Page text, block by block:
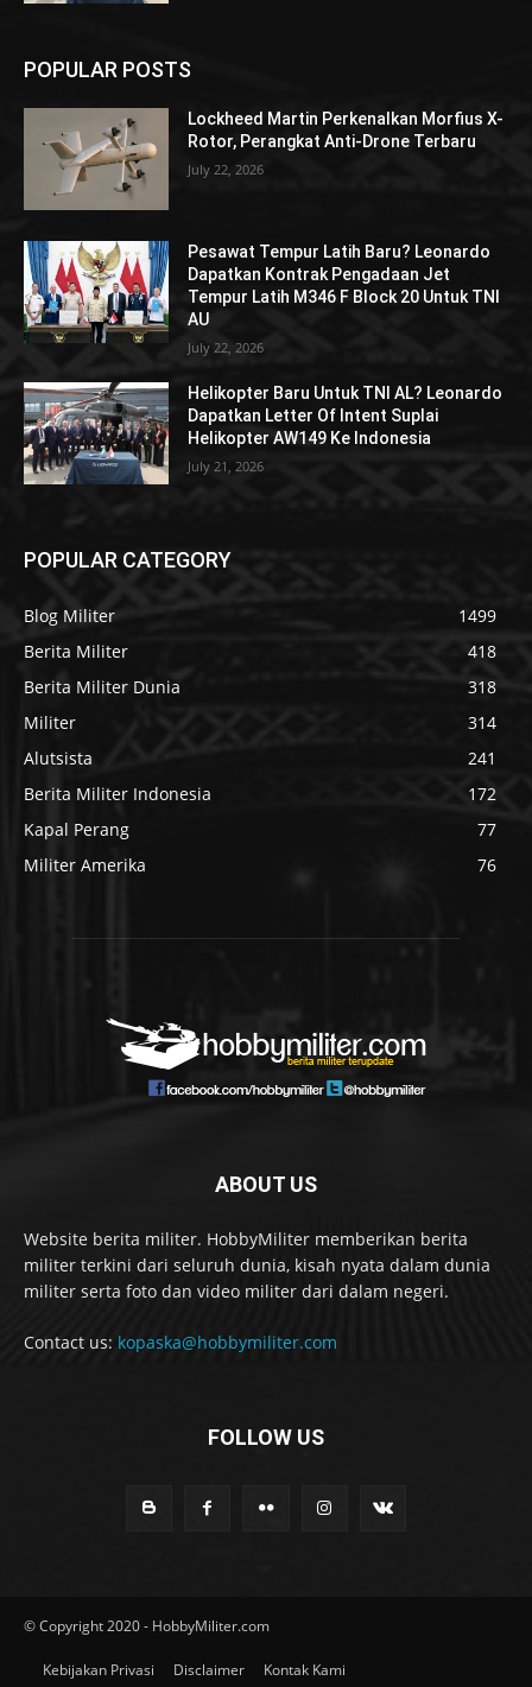
POPULAR POSTS
Lockheed Martin Perkenalkan Morfius X-
Rotor, Perangkat Anti-Drone Terbaru
July 22, 2026
Pesawat Tempur Latih Baru? Leonardo
Dapatkan Kontrak Pengadaan Jet
Tempur Latih M346 F Block 20 Untuk TNI
AU
July 22, 2026
Helikopter Baru Untuk TNI AL? Leonardo
Dapatkan Letter Of Intent Suplai
Helikopter AW149 Ke Indonesia
July 21, 2026
POPULAR CATEGORY
Blog Militer
1499
Berita Militer
418
Berita Militer Dunia
318
Militer
314
Alutsista
241
Berita Militer Indonesia
172
Kapal Perang
77
Militer Amerika
76
ABOUT US
Website berita militer. HobbyMiliter memberikan berita
militer terkini dari seluruh dunia, kisah nyata dalam dunia
militer serta foto dan video militer dari dalam negeri.
Contact us: kopaska@hobbymiliter.com
FOLLOW US
© Copyright 2020 - HobbyMiliter.com
Kebijakan Privasi Disclaimer
Kontak Kami